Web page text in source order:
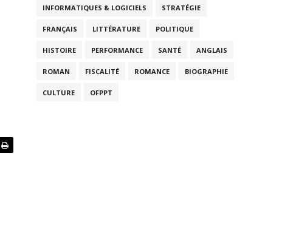
INFORMATIQUES & LOGICIELS STRATÉGIE
FRANÇAIS LITTÉRATURE POLITIQUE
HISTOIRE PERFORMANCE SANTÉ ANGLAIS
ROMAN FISCALITÉ ROMANCE BIOGRAPHIE
CULTURE OFPPT